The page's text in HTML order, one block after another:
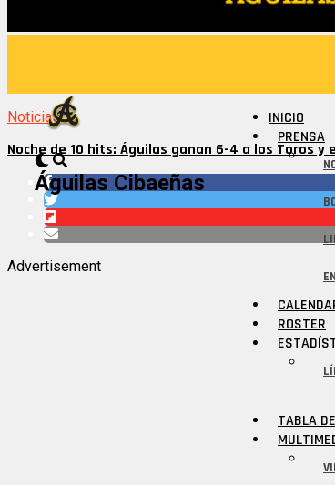
Águilas Cibaeñas
INICIO
PRENSA
ROSTER
TABLA
Noticias
Noche de 10 hits: Águilas ganan 6-4 a los Toros y
Advertisement